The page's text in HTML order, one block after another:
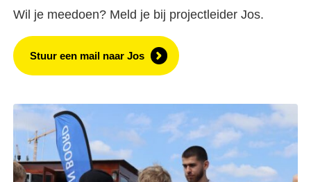
Wil je meedoen? Meld je bij projectleider Jos.
Stuur een mail naar Jos